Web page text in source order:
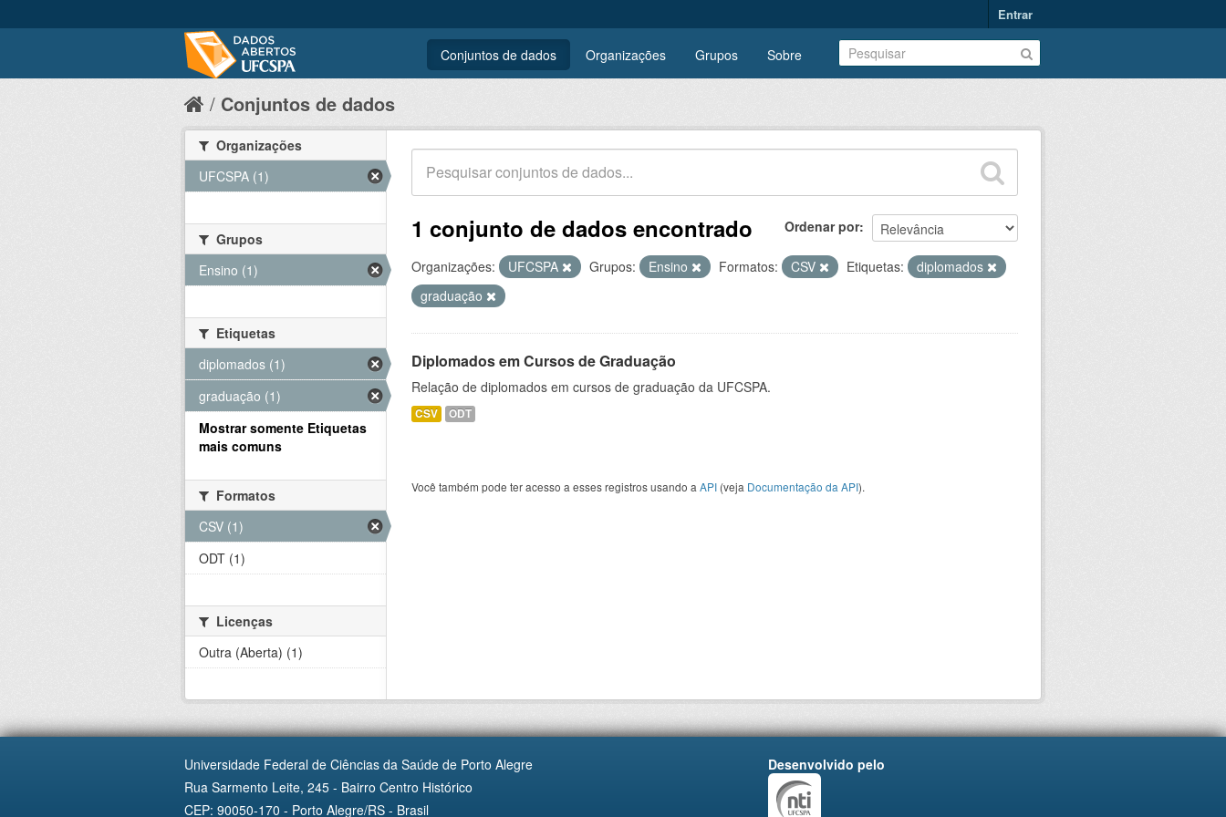
Entrar
Conjuntos de dados Organizações Grupos Sobre
Conjuntos de dados
Ordenar por
1 conjunto de dados encontrado
Organizações: UFCSPA Grupos: Ensino Formatos: CSV Etiquetas:
diplomados
graduação
Diplomados em Cursos de Graduação
Relação de diplomados em cursos de graduação da UFCSPA.
CSV ODT
Você também pode ter acesso a esses registros usando a API (veja Documentação da API).
Organizações
UFCSPA (1)
Grupos
Ensino (1)
Etiquetas
diplomados (1)
graduação (1)
Mostrar somente Etiquetas
mais comuns
Formatos
CSV (1)
ODT (1)
Licenças
Outra (Aberta) (1)
Universidade Federal de Ciências da Saúde de Porto Alegre
Rua Sarmento Leite, 245 - Bairro Centro Histórico
CEP: 90050-170 - Porto Alegre/RS - Brasil
Desenvolvido pelo